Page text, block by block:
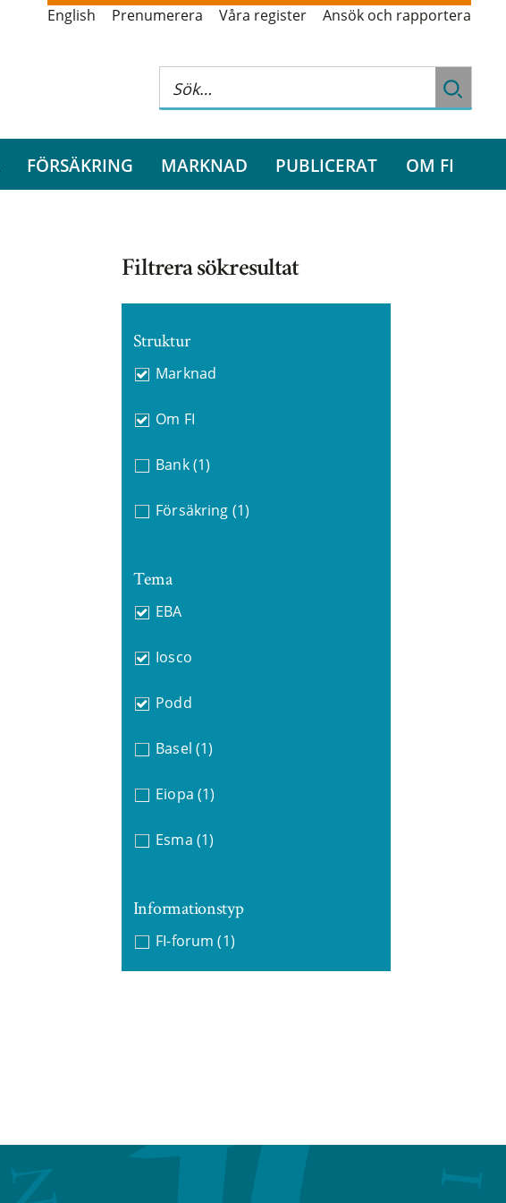
English Prenumerera Våra register Ansök och rapportera
FÖRSÄKRING MARKNAD PUBLICERAT OM FI
Filtrera sökresultat
Struktur
Marknad
Om FI
Bank (1)
Försäkring (1)
Tema
EBA
Iosco
Podd
Basel (1)
Eiopa (1)
Esma (1)
Informationstyp
FI-forum (1)